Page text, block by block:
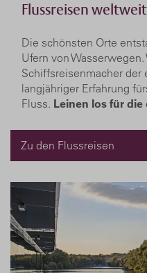
Flussreisen
Die schönsten Orte
Ufern von Wasserwegen.
Schiffsreisenmacher der
langjähriger Erfahrung
Fluss. Leinen los für die
Zu den Flussreisen